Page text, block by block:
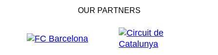
OUR PARTNERS